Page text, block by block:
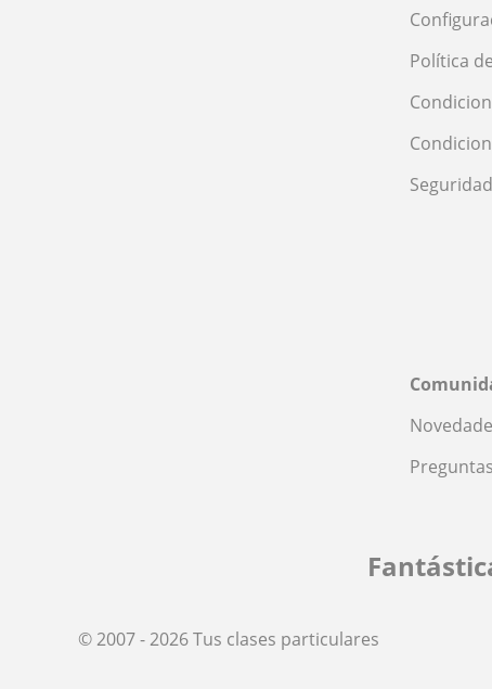
Política
Seguridad
© 2007 - 2026 Tus clases particulares